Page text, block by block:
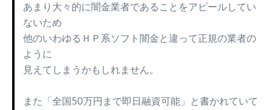
あまり大々的に闇金業者であることをアピールしてい
ないため
他のいわゆるＨＰ系ソフト闇金と違って正規の業者の
ように
見えてしまうかもしれません。
また「全国50万円まで即日融資可能」と書かれていて